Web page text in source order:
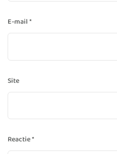
Reactie*
E-mail*
Site